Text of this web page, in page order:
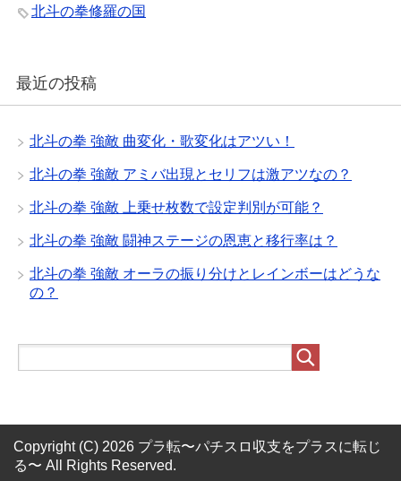
北斗の拳修羅の国
最近の投稿
北斗の拳 強敵 曲変化・歌変化はアツい！
北斗の拳 強敵 アミバ出現とセリフは激アツなの？
北斗の拳 強敵 上乗せ枚数で設定判別が可能？
北斗の拳 強敵 闘神ステージの恩恵と移行率は？
北斗の拳 強敵 オーラの振り分けとレインボーはどうな
の？
Copyright (C) 2026 プラ転〜パチスロ収支をプラスに転じ
る〜 All Rights Reserved.